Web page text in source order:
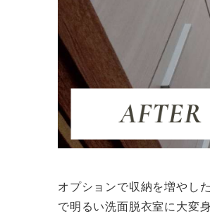
オプションで収納を増やし
で明るい洗面脱衣室に大変